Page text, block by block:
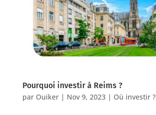
Pourquoi investir à Reims ?
par Ouiker| Nov 9, 2023| Où investir ?